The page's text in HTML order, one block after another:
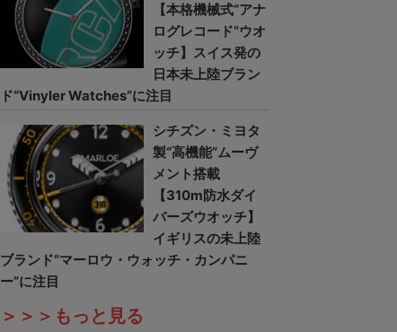
【本格機械式“アナ
ログレコード”ウオ
ッチ】スイス発の
日本未上陸ブラン
ド“Vinyler Watches”に注目
シチズン・ミヨタ
製“高機能”ムーヴ
メント搭載
【310m防水ダイ
バーズウオッチ】
イギリスの未上陸
ブランド“マーロウ・ウォッチ・カンパニ
ー”に注目
＞＞＞もっと見る